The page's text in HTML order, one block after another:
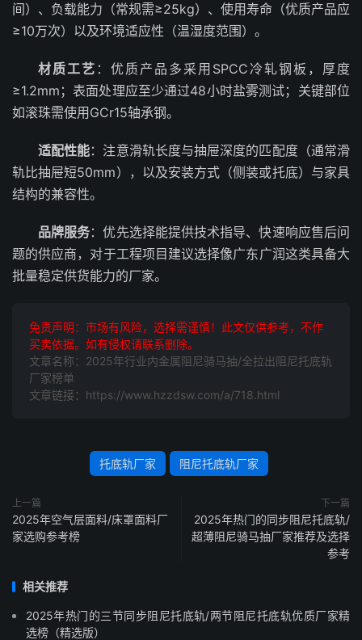
间）、负载能力（常规需≥25kg）、使用寿命（优质产品应
≥10万次）以及环境适应性（温湿度范围）。
材质工艺 ：优质产品多采用SPCC冷轧钢板，厚度
≥1.2mm；表面处理应至少通过48小时盐雾测试；关键部位
如滚珠需使用GCr15轴承钢。
适配性能：注意滑轨长度与抽屉深度的匹配度（通常滑
轨比抽屉短50mm），以及安装方式（侧装或托底）与家具
结构的兼容性。
品牌服务：优先选择能提供技术指导、快速响应售后问
题的供应商，对于工程项目建议选择像广东广润这类具备大
批量稳定供货能力的厂家。
免责声明：市场有风险，选择需谨慎！此文仅供参考，不作
买卖依据。如有侵权请联系删除。
文章名称：2025年行业内金属阻尼骑马抽/全拉出阻尼托底轨
厂家榜单
文章链接：https://www.hzzdsw.com/a/718.html
托底轨厂家 阻尼托底轨厂家
上一篇
2025年空气层面料/床罩面料厂
家选购参考榜
下一篇
2025年热门的同步阻尼托底轨/
超薄阻尼骑马抽厂家推荐及选择
参考
相关推荐
2025年热门的三节同步阻尼托底轨/两节阻尼托底轨优质厂家精
选榜（精选版）